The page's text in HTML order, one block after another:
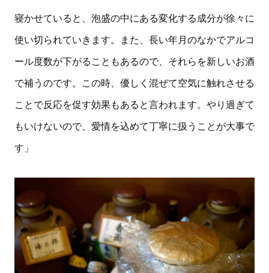
寝かせていると、泡盛の中にある変化する成分が徐々に
使い切られていきます。また、長い年月のなかでアルコ
ール度数が下がることもあるので、それらを新しいお酒
で補うのです。この時、優しく混ぜて空気に触れさせる
ことで反応を促す効果もあると言われます。やり過ぎて
もいけないので、愛情を込めて丁寧に扱うことが大事で
す」